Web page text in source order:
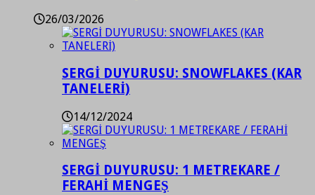
26/03/2026
SERGİ DUYURUSU: SNOWFLAKES (KAR
TANELERİ)
14/12/2024
SERGİ DUYURUSU: 1 METREKARE /
FERAHİ MENGEŞ